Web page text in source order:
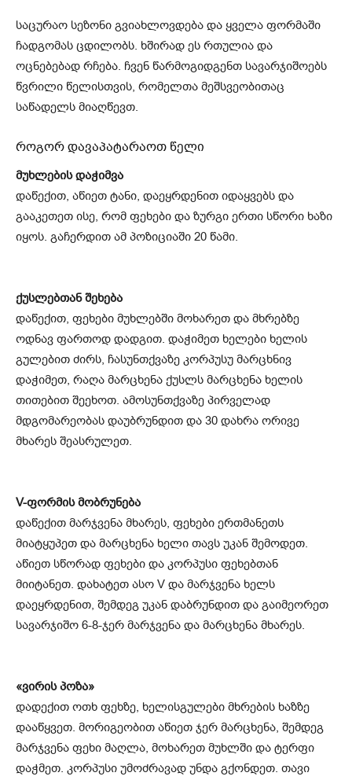
საცურაო სეზონი გვიახლოვდება და ყველა ფორმაში
ჩადგომას ცდილობს. ხშირად ეს რთულია და
ოცნებებად რჩება. ჩვენ წარმოგიდგენთ სავარჯიშოებს
წვრილი წელისთვის, რომელთა მეშსვეობითაც
საწადელს მიაღწევთ.
როგორ დავაპატარაოთ წელი
მუხლების დაჭიმვა
დაწექით, აწიეთ ტანი, დაეყრდენით იდაყვებს და
გააკეთეთ ისე, რომ ფეხები და ზურგი ერთი სწორი ხაზი
იყოს. გაჩერდით ამ პოზიციაში 20 წამი.
ქუსლებთან შეხება
დაწექით, ფეხები მუხლებში მოხარეთ და მხრებზე
ოდნავ ფართოდ დადგით. დაჭიმეთ ხელები ხელის
გულებით ძირს, ჩასუნთქვაზე კორპუსუ მარცხნივ
დაჭიმეთ, რაღა მარცხენა ქუსლს მარცხენა ხელის
თითებით შეეხოთ. ამოსუნთქვაზე პირველად
მდგომარეობას დაუბრუნდით და 30 დახრა ორივე
მხარეს შეასრულეთ.
V-ფორმის მობრუნება
დაწექით მარჯვენა მხარეს, ფეხები ერთმანეთს
მიატყუპეთ და მარცხენა ხელი თავს უკან შემოდეთ.
აწიეთ სწორად ფეხები და კორპუსი ფეხებთან
მიიტანეთ. დახატეთ ასო V და მარჯვენა ხელს
დაეყრდენით, შემდეგ უკან დაბრუნდით და გაიმეორეთ
სავარჯიშო 6-8-ჯერ მარჯვენა და მარცხენა მხარეს.
«ვირის პოზა»
დადექით ოთხ ფეხზე, ხელისგულები მხრების ხაზზე
დააწყვეთ. მორიგეობით აწიეთ ჯერ მარცხენა, შემდეგ
მარჯვენა ფეხი მაღლა, მოხარეთ მუხლში და ტერფი
დაჭმეთ. კორპუსი უმოძრავად უნდა გქონდეთ. თავი